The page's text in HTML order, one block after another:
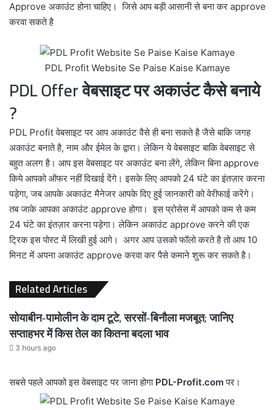
Approve अकाउंट होना चाहिए। जिसे आप बड़ी आसानी से बना कर approve
करवा सकते है
PDL Profit Website Se Paise Kaise Kamaye
PDL Offer वेबसाइट पर अकाउंट कैसे बनाये
?
PDL Profit वेबसाइट पर आप अकाउंट वैसे ही बना सकते है जैसे बाकि जगह
अकाउंट बनाते है, नाम और ईमेल के द्वारा। लेकिन ये वेबसाइट बाकि वेबसाइट से
बहुत अलग है। आप इस वेबसाइट पर अकाउंट बना लेंगे, लेकिन बिना approve
किये आपको ऑफर नहीं दिखाई देंगे। इसके लिए आपको 24 घंटे का इंतज़ार करना
पड़ेगा, जब आपके अकाउंट मैनेजर आपके दिए हुई जानकारी को वेरीफाई करेंगे।
तब जाके आपका अकाउंट approve होगा। इस प्रोसेस में आपको कम से कम
24 घंटे का इंतज़ार करना पड़ेगा। लेकिन अकाउंट approve करने की एक
ट्रिक इस पोस्ट में लिखी हुई आगे। अगर आप उसको फॉलो करते है तो आप 10
मिनट में अपना अकाउंट approve करवा कर पैसे कमाने शुरू कर सकते है।
Related Articles
सोयाबीन-पामोलीन के दाम टूटे, सरसों-बिनौला मजबूत; जानिए
सप्ताहभर में किस तेल का कितना बदला भाव
3 hours ago
सबसे पहले आपको इस वेबसाइट पर जाना होगा PDL-Profit.comपर।